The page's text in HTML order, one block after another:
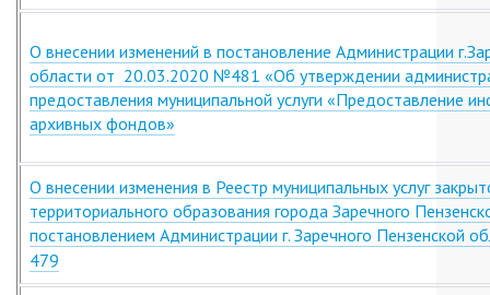
О внесении изменений в постановление Администрации
области от 20.03.2020 №481 «Об утверждении
предоставления муниципальной услуги «Предоставление
архивных фондов»
О внесении изменения в Реестр муниципальных услуг
территориального образования города Заречного
постановлением Администрации г. Заречного Пензенской
479